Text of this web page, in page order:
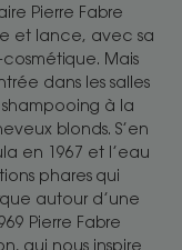
Pierre Fabre
et lance, avec sa
Mais
dans les salles
à la
blonds. S’en
en 1967 et l’eau
phares qui
autour d’une
Pierre Fabre
qui nous inspire